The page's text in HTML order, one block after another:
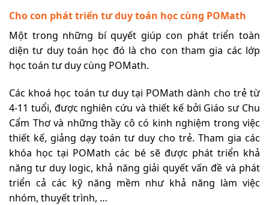
Cho con phát triển tư duy toán học cùng POMath
Một trong những bí quyết giúp con phát triển toàn
diện tư duy toán học đó là cho con tham gia các lớp
học toán tư duy cùng POMath.
Các khoá học toán tư duy tại POMath dành cho trẻ từ
4-11 tuổi, được nghiên cứu và thiết kế bởi Giáo sư Chu
Cẩm Thơ và những thầy cô có kinh nghiệm trong việc
thiết kế, giảng dạy toán tư duy cho trẻ. Tham gia các
khóa học tại POMath các bé sẽ được phát triển khả
năng tư duy logic, khả năng giải quyết vấn đề và phát
triển cả các kỹ năng mềm như khả năng làm việc
nhóm, thuyết trình, …